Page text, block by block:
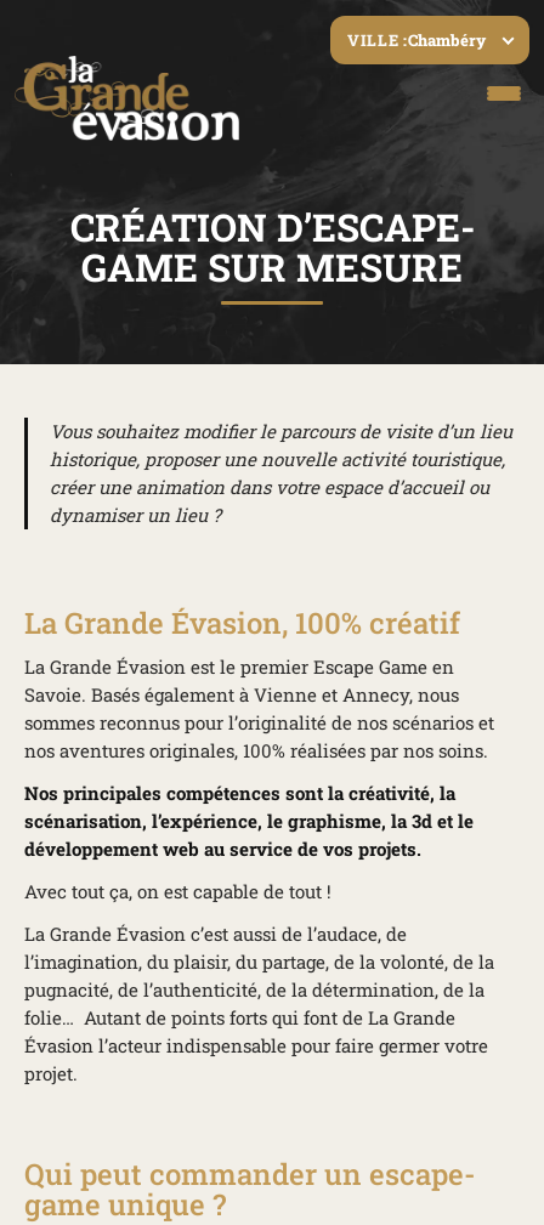
VILLE :Chambéry
CRÉATION D’ESCAPE-
GAME SUR MESURE
Vous souhaitez modifier le parcours de visite d’un lieu
historique, proposer une nouvelle activité touristique,
créer une animation dans votre espace d’accueil ou
dynamiser un lieu ?
La Grande Évasion, 100% créatif
La Grande Évasion est le premier Escape Game en
Savoie. Basés également à Vienne et Annecy, nous
sommes reconnus pour l’originalité de nos scénarios et
nos aventures originales, 100% réalisées par nos soins.
Nos principales compétences sont la créativité, la
scénarisation, l’expérience, le graphisme, la 3d et le
développement web au service de vos projets.
Avec tout ça, on est capable de tout !
La Grande Évasion c’est aussi de l’audace, de
l’imagination, du plaisir, du partage, de la volonté, de la
pugnacité, de l’authenticité, de la détermination, de la
folie… Autant de points forts qui font de La Grande
Évasion l’acteur indispensable pour faire germer votre
projet.
Qui peut commander un escape-
game unique ?